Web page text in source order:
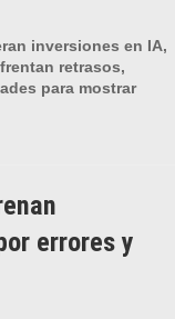
inversiones en IA,
retrasos,
para mostrar
errores y